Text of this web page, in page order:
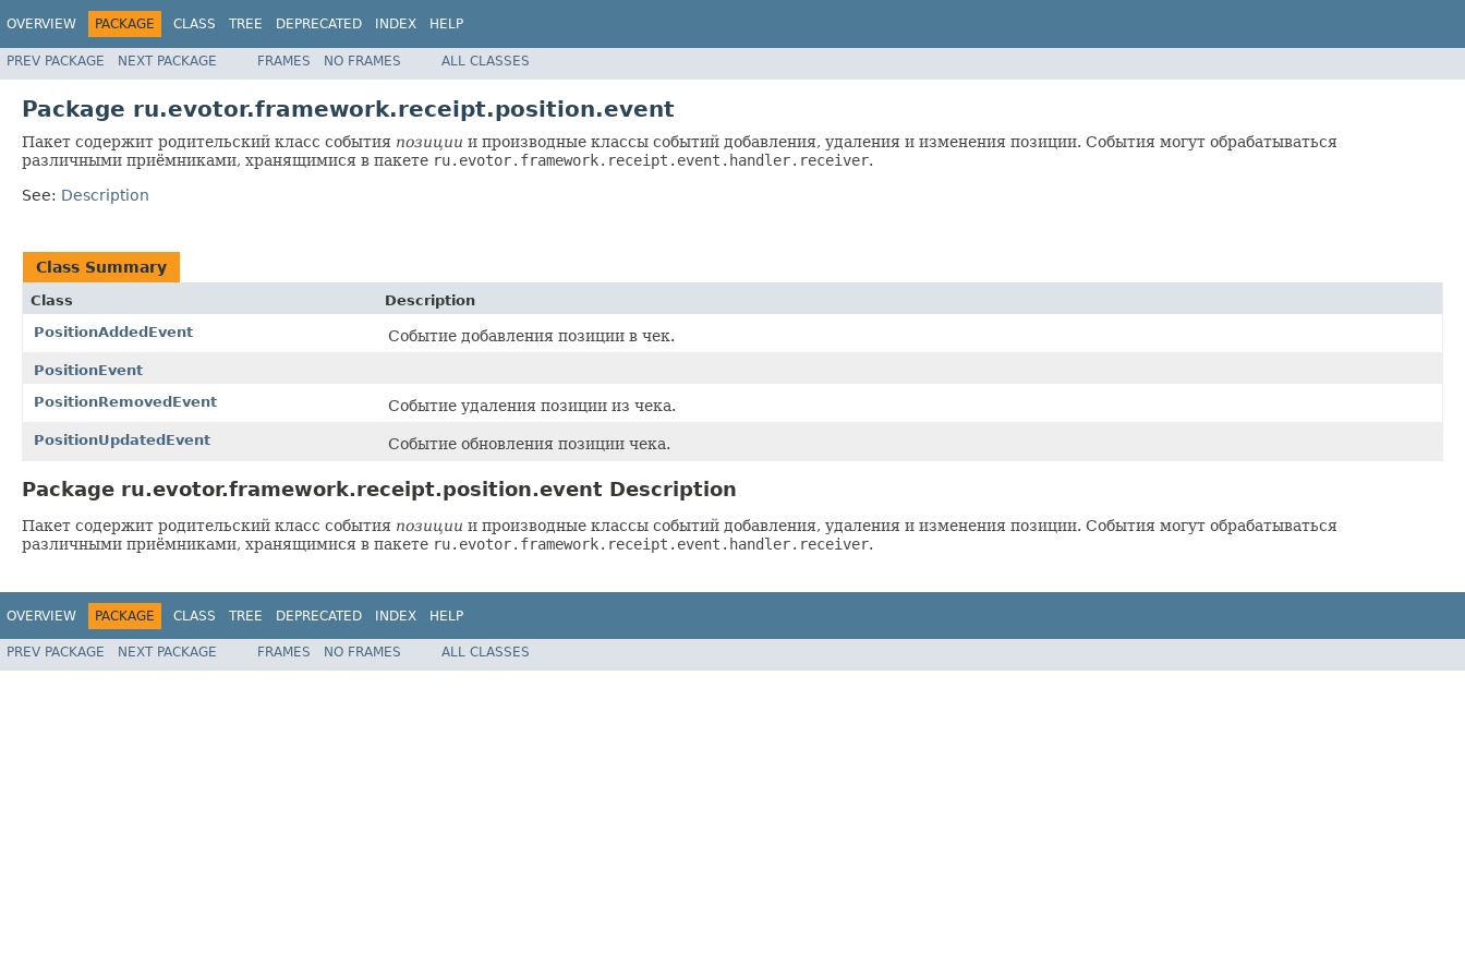
OVERVIEW PACKAGE CLASS TREE DEPRECATED INDEX HELP
PREV PACKAGE NEXT PACKAGE FRAMES NO FRAMES ALL CLASSES
Package ru.evotor.framework.receipt.position.event
Пакет содержит родительский класс события позиции и производные классы событий добавления, удаления и изменения позиции. События могут обрабатываться
различными приёмниками, хранящимися в пакете ru.evotor.framework.receipt.event.handler.receiver.
See: Description
Class Summary
Class
Description
PositionAddedEvent
Событие добавления позиции в чек.
PositionEvent
PositionRemovedEvent
Событие удаления позиции из чека.
PositionUpdatedEvent Событие обновления позиции чека.
Package ru.evotor.framework.receipt.position.event Description
Пакет содержит родительский класс события позиции и производные классы событий добавления, удаления и изменения позиции. События могут обрабатываться
различными приёмниками, хранящимися в пакете ru.evotor.framework.receipt.event.handler.receiver.
OVERVIEW PACKAGE CLASS TREE DEPRECATED INDEX HELP
PREV PACKAGE NEXT PACKAGE FRAMES NO FRAMES ALL CLASSES